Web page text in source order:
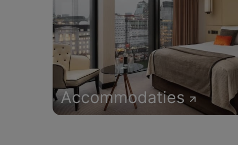
Accommodaties